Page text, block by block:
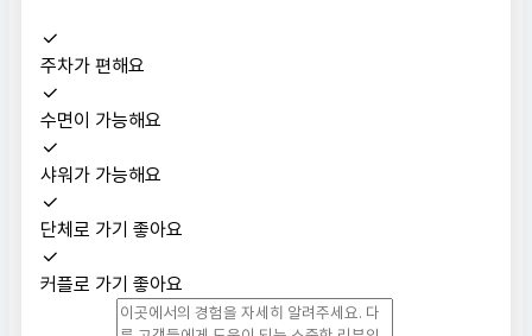
주차가 편해요
수면이 가능해요
샤워가 가능해요
단체로 가기 좋아요
커플로 가기 좋아요